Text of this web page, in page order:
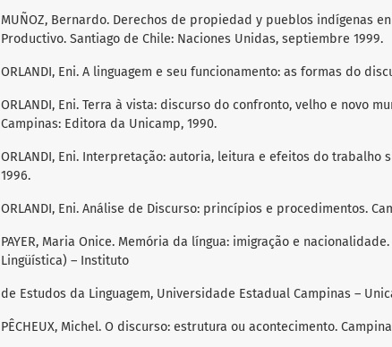
MUÑOZ, Bernardo. Derechos de propiedad y pueblos indígenas
Productivo. Santiago de Chile: Naciones Unidas, septiembre 1999.
ORLANDI, Eni. A linguagem e seu funcionamento: as formas do
ORLANDI, Eni. Terra à vista: discurso do confronto, velho e novo
Campinas: Editora da Unicamp, 1990.
ORLANDI, Eni. Interpretação: autoria, leitura e efeitos do trabalho
1996.
ORLANDI, Eni. Análise de Discurso: princípios e procedimentos.
PAYER, Maria Onice. Memória da língua: imigração e
Lingüística) – Instituto
de Estudos da Linguagem, Universidade Estadual Campinas –
PÊCHEUX, Michel. O discurso: estrutura ou acontecimento.